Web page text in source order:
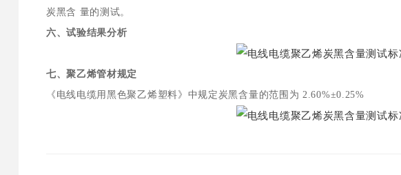
炭黑含 量的测试。
六、试验结果分析
七、聚乙烯管材规定
《电线电缆用黑色聚乙烯塑料》中规定炭黑含量的范围为 2.60%±0.25%